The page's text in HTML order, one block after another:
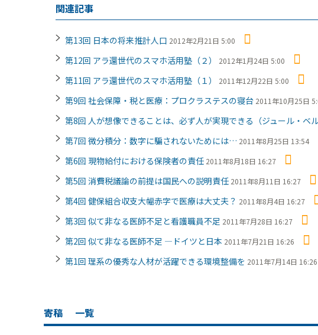
関連記事
第13回 日本の将来推計人口 2012年2月21日 5:00
第12回 アラ還世代のスマホ活用塾（２） 2012年1月24日 5:00
第11回 アラ還世代のスマホ活用塾（１） 2011年12月22日 5:00
第9回 社会保障・税と医療：プロクラステスの寝台 2011年10月25日
第8回 人が想像できることは、必ず人が実現できる（ジュール・ベル
第7回 微分積分：数字に騙されないためには… 2011年8月25日 13:54
第6回 現物給付における保険者の責任 2011年8月18日 16:27
第5回 消費税議論の前提は国民への説明責任 2011年8月11日 16:27
第4回 健保組合収支大幅赤字で医療は大丈夫？ 2011年8月4日 16:27
第3回 似て非なる医師不足と看護職員不足 2011年7月28日 16:27
第2回 似て非なる医師不足 ―ドイツと日本 2011年7月21日 16:26
第1回 理系の優秀な人材が活躍できる環境整備を 2011年7月14日 16:26
寄稿 一覧